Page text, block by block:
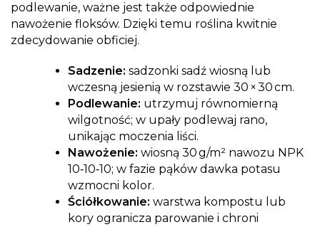
podlewanie, ważne jest także odpowiednie
nawożenie floksów. Dzięki temu roślina kwitnie
zdecydowanie obficiej.
Sadzenie: sadzonki sadź wiosną lub
wczesną jesienią w rozstawie 30 × 30 cm.
Podlewanie: utrzymuj równomierną
wilgotność; w upały podlewaj rano,
unikając moczenia liści.
Nawożenie: wiosną 30 g/m² nawozu NPK
10‑10‑10; w fazie pąków dawka potasu
wzmocni kolor.
Ściółkowanie: warstwa kompostu lub
kory ogranicza parowanie i chroni